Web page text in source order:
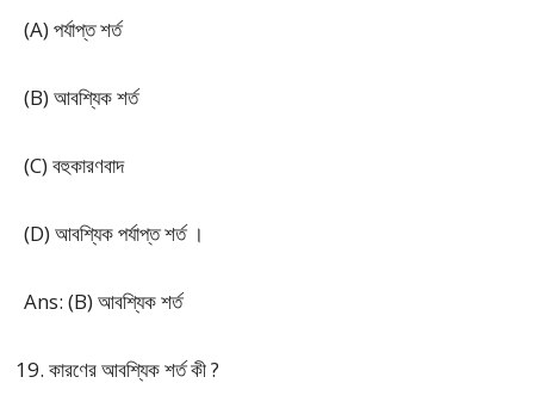
(A) পর্যাপ্ত শর্ত
(B) আবশ্যিক শর্ত
(C) বহুকারণবাদ
(D) আবশ্যিক পর্যাপ্ত শর্ত ।
Ans: (B) আবশ্যিক শর্ত
কারণের আবশ্যিক শর্ত কী ?